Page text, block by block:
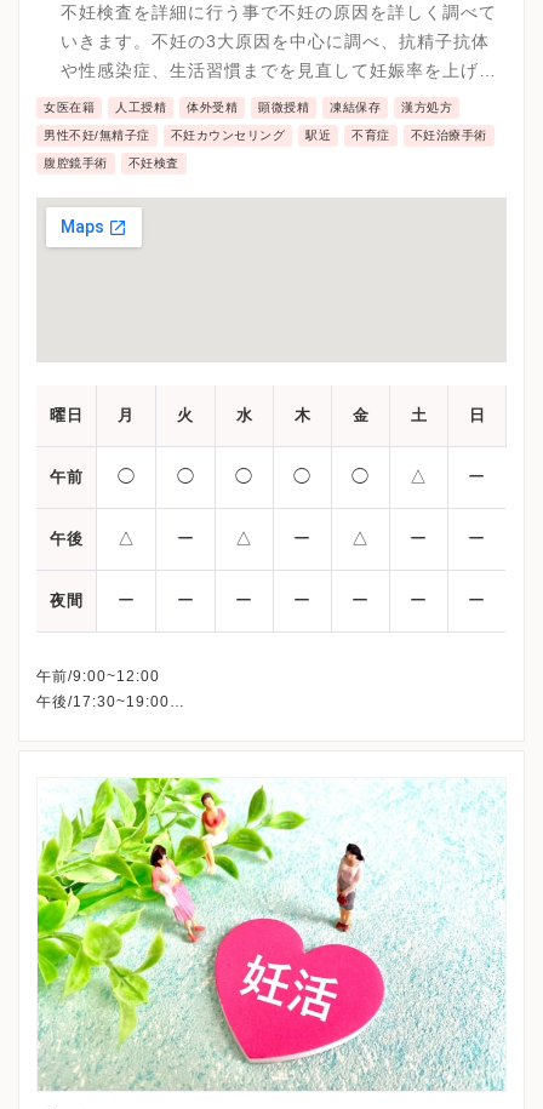
不妊検査を詳細に行う事で不妊の原因を詳しく調べて
いきます。不妊の3大原因を中心に調べ、抗精子抗体
や性感染症、生活習慣までを見直して妊娠率を上げて
いきます。
女医在籍 人工授精 体外受精 顕微授精 凍結保存 漢方処方
男性不妊/無精子症 不妊カウンセリング 駅近 不育症 不妊治療手術
腹腔鏡手術 不妊検査
曜日 月 火 水 木 金 土 日
午前 ◯ ◯ ◯ ◯ ◯ △ ー
午後 △ ー △ ー △ ー ー
夜間 ー ー ー ー ー ー ー
午前/9:00~12:00
午後/17:30~19:00